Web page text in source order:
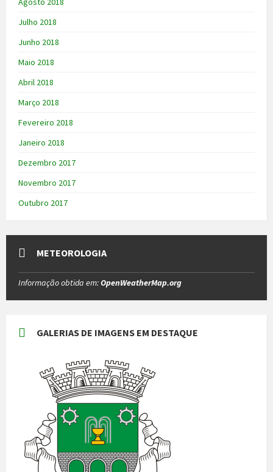
Julho 2018
Junho 2018
Maio 2018
Abril 2018
Março 2018
Fevereiro 2018
Janeiro 2018
Dezembro 2017
Novembro 2017
Outubro 2017
METEOROLOGIA
Informação obtida em:OpenWeatherMap.org
GALERIAS DE IMAGENS EM DESTAQUE